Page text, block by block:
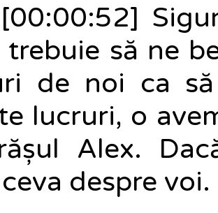
trebuie să ne
de noi ca
lucruri, o
Alex.
despre voi.